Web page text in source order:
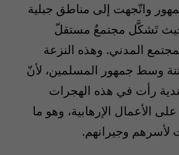
واتّجهت إلى مناطق جبلية
حيث تَشكَّل مجتمعٌ مستقلّ
المدني. وهذه النزعة
وسط جمهور المسلمين، لأنّ
رأت في هذه الهجرات
الأعمال الإرهابية، وهو ما
وجيرانهم.